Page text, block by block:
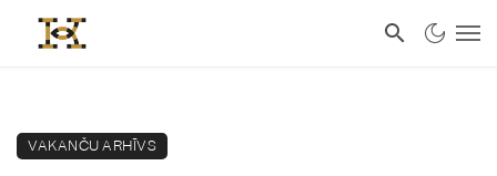
VAKANČU ARHĪVS